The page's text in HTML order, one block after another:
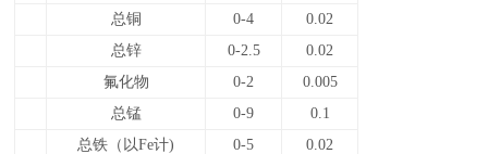
总铜
0-4
0.02
总锌
0-2.5
0.02
氟化物
0-2
0.005
总锰
0-9
0.1
总铁（以Fe计)
0-5
0.02